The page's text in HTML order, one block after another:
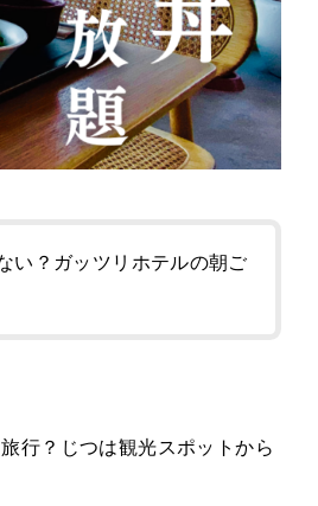
い？ガッツリホテルの朝ご
行？じつは観光スポットから